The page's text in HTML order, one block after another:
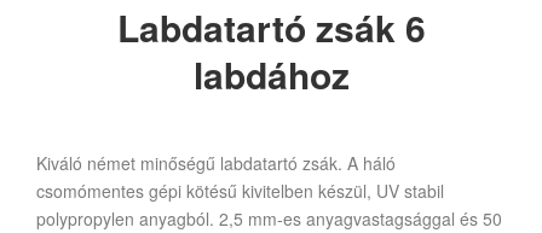
Labdatartó zsák 6
labdához
Kiváló német minőségű labdatartó zsák. A háló
csomómentes gépi kötésű kivitelben készül, UV stabil
polypropylen anyagból. 2,5 mm-es anyagvastagsággal és 50